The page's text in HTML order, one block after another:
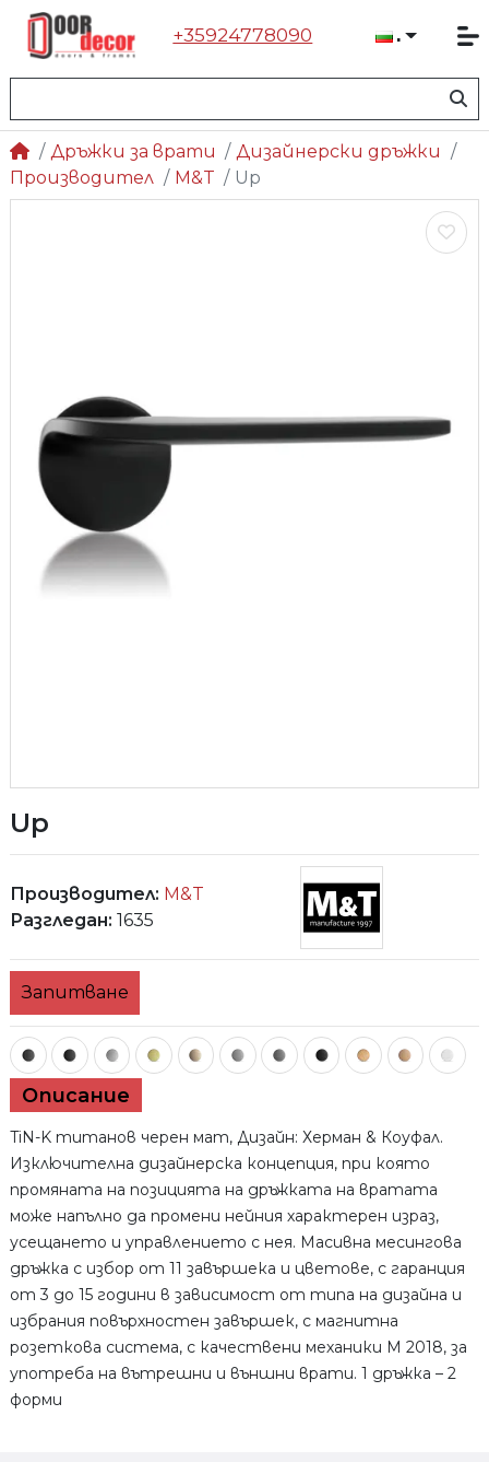
+35924778090
Дръжки за врати
Дизайнерски дръжки
Производител
M&T Up
Up
Описание
TiN-K титанов черен мат, Дизайн: Херман & Коуфал.
Изключителна дизайнерска концепция, при която
промяната на позицията на дръжката на вратата
може напълно да промени нейния характерен израз,
усещането и управлението с нея. Масивна месингова
дръжка с избор от 11 завършека и цветове, с гаранция
от 3 до 15 години в зависимост от типа на дизайна и
избрания повърхностен завършек, с магнитна
розеткова система, с качествени механики M 2018, за
употреба на вътрешни и външни врати. 1 дръжка – 2
форми
Производител: M&T
Разгледан: 1635
Запитване
UP